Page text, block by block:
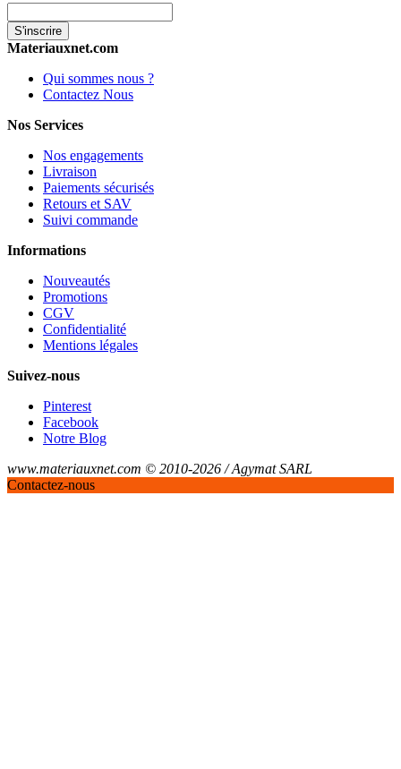
S'inscrire
Materiauxnet.com
Qui sommes nous ?
Contactez Nous
Nos Services
Nos engagements
Livraison
Paiements sécurisés
Retours et SAV
Suivi commande
Informations
Nouveautés
Promotions
CGV
Confidentialité
Mentions légales
Suivez-nous
Pinterest
Facebook
Notre Blog
www.materiauxnet.com © 2010-2026 / Agymat SARL
Contactez-nous